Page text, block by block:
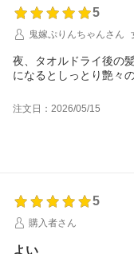
5
鬼嫁ぷりんちゃんさん
夜、タオルドライ後の
になるとしっとり艶々
注文日：2026/05/15
5
購入者さん
よい